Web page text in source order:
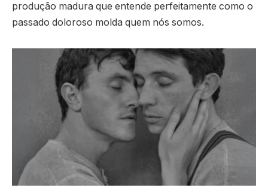
produção madura que entende perfeitamente como o
passado doloroso molda quem nós somos.